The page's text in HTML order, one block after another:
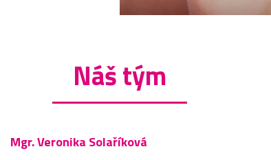
Náš tým
Mgr. Veronika Solaříková